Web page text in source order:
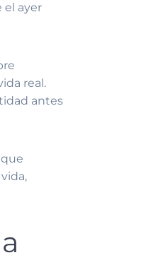
el ayer
real.
antes